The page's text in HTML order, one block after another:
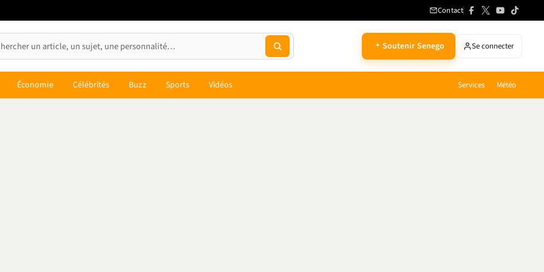
Contact
Soutenir Senego Se connecter
Économie Célébrités Buzz Sports Vidéos Services Météo